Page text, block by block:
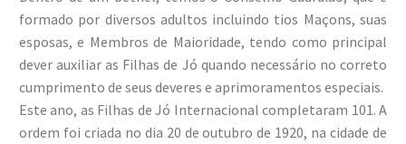
formado por diversos adultos incluindo tios Maçons, suas
esposas, e Membros de Maioridade, tendo como principal
dever auxiliar as Filhas de Jó quando necessário no correto
cumprimento de seus deveres e aprimoramentos especiais.
Este ano, as Filhas de Jó Internacional completaram 101. A
ordem foi criada no dia 20 de outubro de 1920, na cidade de